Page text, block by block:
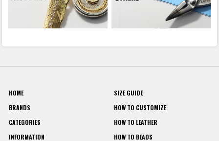
HOME
BRANDS
CATEGORIES
INFORMATION
SIZE GUIDE
HOW TO CUSTOMIZE
HOW TO LEATHER
HOW TO BEADS